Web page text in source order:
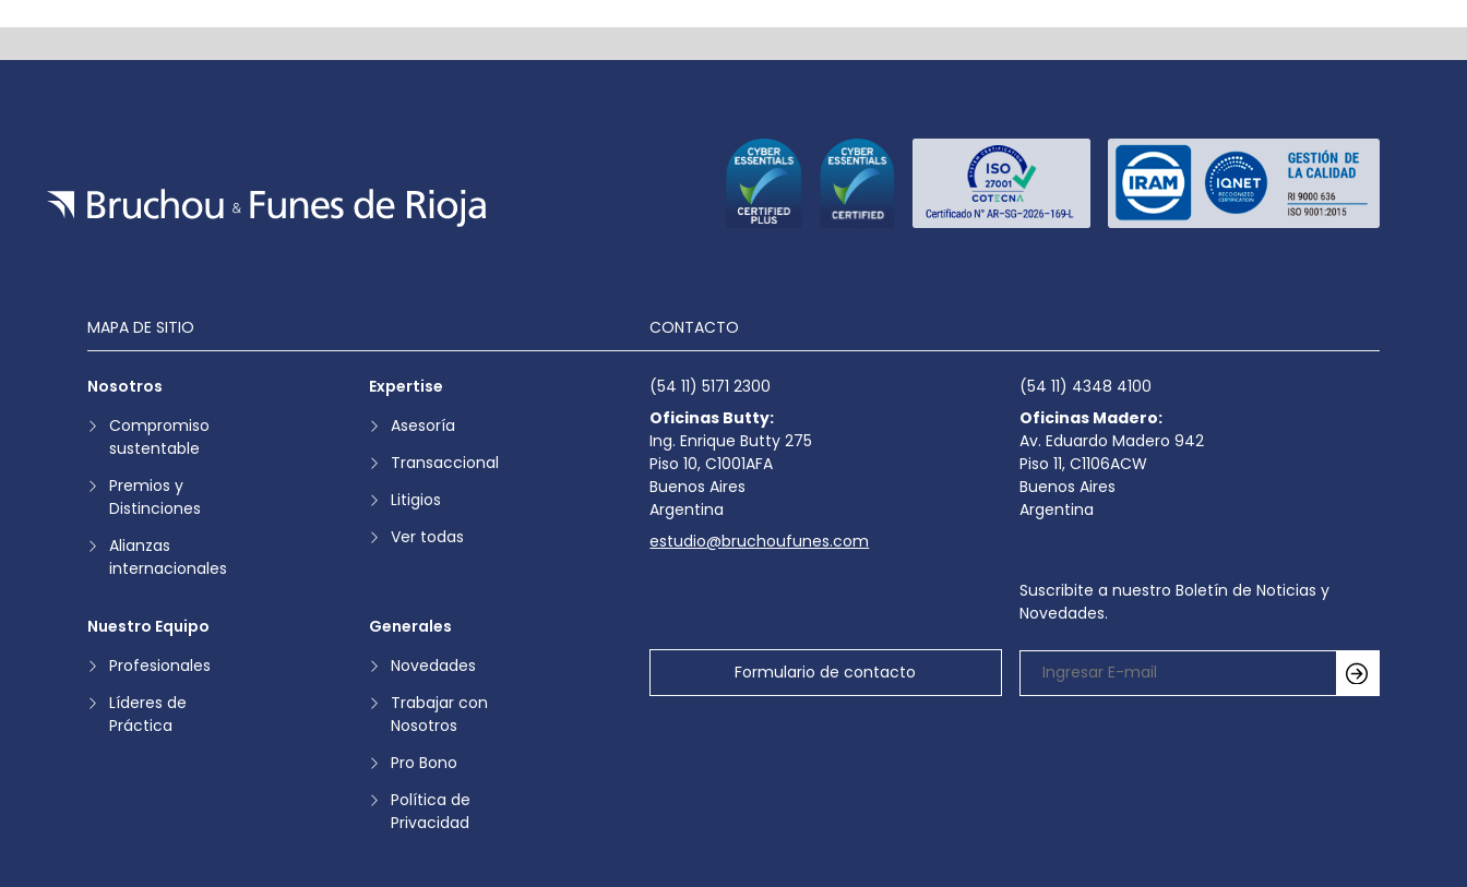
MAPA DE SITIO
Nosotros
Compromiso
sustentable
Premios y
Distinciones
Alianzas
internacionales
Expertise
Asesoría
Transaccional
Litigios
Ver todas
Nuestro Equipo
Profesionales
Líderes de
Práctica
Generales
Novedades
Trabajar con
Nosotros
Pro Bono
Política de
Privacidad
CONTACTO
(54 11) 5171 2300
Oficinas Butty:
Ing. Enrique Butty 275
Piso 10, C1001AFA
Buenos Aires
Argentina
estudio@bruchoufunes.com
Formulario de contacto
(54 11) 4348 4100
Oficinas Madero:
Av. Eduardo Madero 942
Piso 11, C1106ACW
Buenos Aires
Argentina
Suscribite a nuestro Boletín de Noticias y
Novedades.